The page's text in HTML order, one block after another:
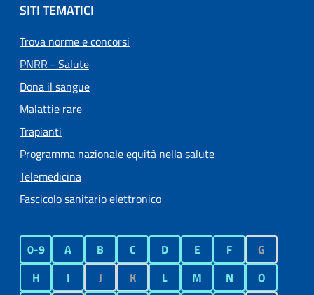
SITI TEMATICI
Trova norme e concorsi
PNRR - Salute
Dona il sangue
Malattie rare
Trapianti
Programma nazionale equità nella salute
Telemedicina
Fascicolo sanitario elettronico
0-9 A B C D E F
G
H
I J K L M N
O